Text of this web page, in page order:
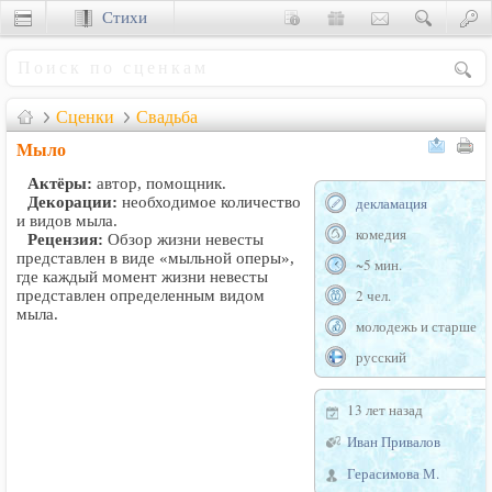
Сценки Свадьба
Мыло
декламация
комедия
~5 мин.
2 чел.
молодежь и старше
русский
Актёры: автор, помощник.
Декорации: необходимое количество
и видов мыла.
Рецензия: Обзор жизни невесты
представлен в виде «мыльной оперы»,
где каждый момент жизни невесты
представлен определенным видом
мыла.
13 лет назад
Иван Привалов
Герасимова М.
Стихи